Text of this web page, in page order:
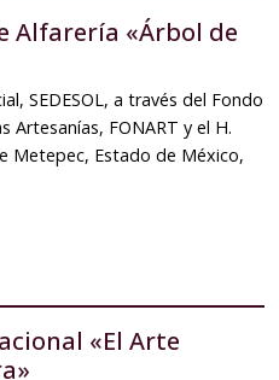
Alfarería «Árbol de
SEDESOL, a través del Fondo
Artesanías, FONART y el H.
Metepec, Estado de México,
«El Arte